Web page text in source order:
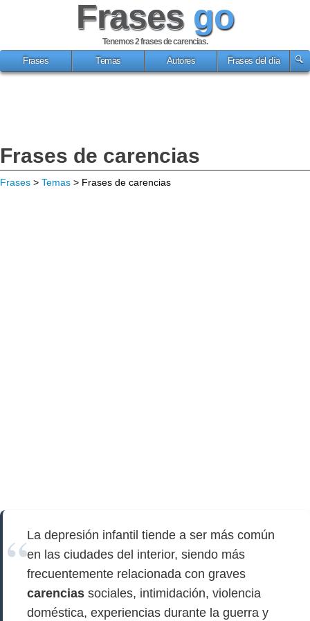
Frases go
Tenemos 2frases de carencias.
Frases
Temas Autores Frases del día
Frases de carencias
Frases > Temas > Frases de carencias
La depresión infantil tiende a ser más común
en las ciudades del interior, siendo más
frecuentemente relacionada con graves
carencias sociales, intimidación, violencia
doméstica, experiencias durante la guerra y